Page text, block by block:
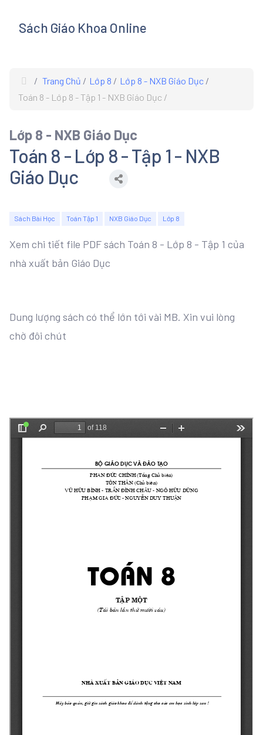
Sách Giáo Khoa Online
Trang Chủ Lớp 8
Lớp 8 - NXB Giáo Dục
Toán 8 - Lớp 8 - Tập 1 - NXB Giáo Dục
Lớp 8 - NXB Giáo Dục
Toán 8 - Lớp 8 - Tập 1 - NXB
Giáo Dục
Sách Bài Học Toán Tập 1 NXB Giáo Dục Lớp 8
Xem chi tiết file PDF sách Toán 8 - Lớp 8 - Tập 1 của
nhà xuất bản Giáo Dục
Dung lượng sách có thể lớn tới vài MB. Xin vui lòng
chờ đôi chút